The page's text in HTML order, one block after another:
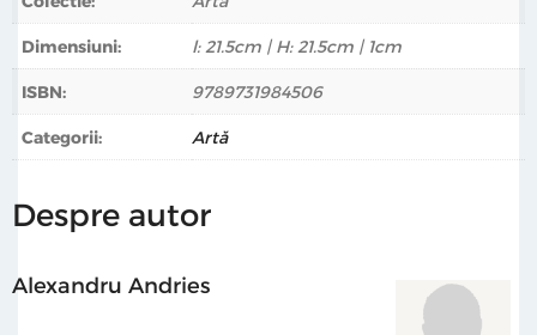
Dimensiuni: l: 21.5cm | H: 21.5cm | 1cm
ISBN: 9789731984506
Categorii: Artă
Despre autor
Alexandru Andries